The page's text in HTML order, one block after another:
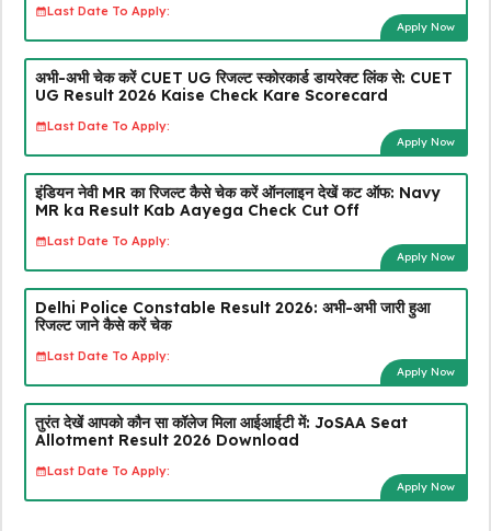
Last Date To Apply:
Apply Now
अभी-अभी चेक करें CUET UG रिजल्ट स्कोरकार्ड डायरेक्ट लिंक से: CUET
UG Result 2026 Kaise Check Kare Scorecard
Last Date To Apply:
Apply Now
इंडियन नेवी MR का रिजल्ट कैसे चेक करें ऑनलाइन देखें कट ऑफ: Navy
MR ka Result Kab Aayega Check Cut Off
Last Date To Apply:
Apply Now
Delhi Police Constable Result 2026: अभी-अभी जारी हुआ
रिजल्ट जाने कैसे करें चेक
Last Date To Apply:
Apply Now
तुरंत देखें आपको कौन सा कॉलेज मिला आईआईटी में: JoSAA Seat
Allotment Result 2026 Download
Last Date To Apply:
Apply Now